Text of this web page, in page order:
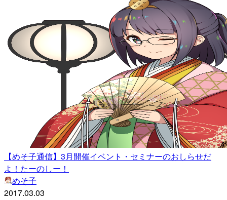
【めそ子通信】3月開催イベント・セミナーのおしらせだ
よ！たーのしー！
めそ子
2017.03.03